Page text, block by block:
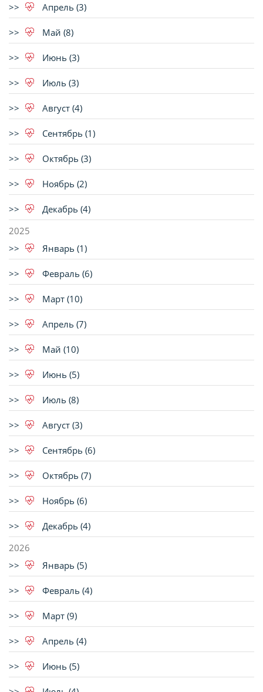
Апрель (3)
Май (8)
Июнь (3)
Июль (3)
Август (4)
Сентябрь (1)
Октябрь (3)
Ноябрь (2)
Декабрь (4)
2025
Январь (1)
Февраль (6)
Март (10)
Апрель (7)
Май (10)
Июнь (5)
Июль (8)
Август (3)
Сентябрь (6)
Октябрь (7)
Ноябрь (6)
Декабрь (4)
2026
Январь (5)
Февраль (4)
Март (9)
Апрель (4)
Июнь (5)